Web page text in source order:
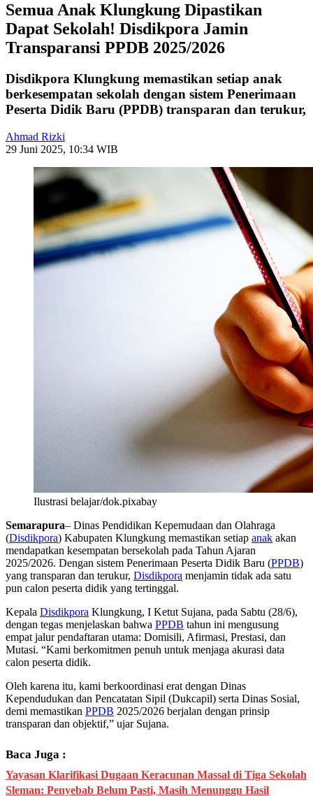
Semua Anak Klungkung Dipastikan
Dapat Sekolah! Disdikpora Jamin
Transparansi PPDB 2025/2026
Disdikpora Klungkung memastikan setiap anak
berkesempatan sekolah dengan sistem Penerimaan
Peserta Didik Baru (PPDB) transparan dan terukur,
Ahmad Rizki
29 Juni 2025, 10:34 WIB
Ilustrasi belajar/dok.pixabay
Semarapura– Dinas Pendidikan Kepemudaan dan Olahraga
(Disdikpora) Kabupaten Klungkung memastikan setiap anak akan
mendapatkan kesempatan bersekolah pada Tahun Ajaran
2025/2026. Dengan sistem Penerimaan Peserta Didik Baru (PPDB)
yang transparan dan terukur, Disdikpora menjamin tidak ada satu
pun calon peserta didik yang tertinggal.
Kepala Disdikpora Klungkung, I Ketut Sujana, pada Sabtu (28/6),
dengan tegas menjelaskan bahwa PPDB tahun ini mengusung
empat jalur pendaftaran utama: Domisili, Afirmasi, Prestasi, dan
Mutasi. “Kami berkomitmen penuh untuk menjaga akurasi data
calon peserta didik.
Oleh karena itu, kami berkoordinasi erat dengan Dinas
Kependudukan dan Pencatatan Sipil (Dukcapil) serta Dinas Sosial,
demi memastikan PPDB 2025/2026 berjalan dengan prinsip
transparan dan objektif,” ujar Sujana.
Baca Juga :
Yayasan Klarifikasi Dugaan Keracunan Massal di Tiga Sekolah
Sleman: Penyebab Belum Pasti, Masih Menunggu Hasil